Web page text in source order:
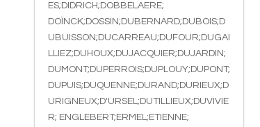
ES;DIDRICH;DOBBELAERE;
DOÏNCK;DOSSIN;DUBERNARD;DUBOIS;D
UBUISSON;DUCARREAU;DUFOUR;DUGAI
LLIEZ;DUHOUX;DUJACQUIER;DUJARDIN;
DUMONT;DUPERROIS;DUPLOUY;DUPONT;
DUPUIS;DUQUENNE;DURAND;DURIEUX;D
URIGNEUX;D'URSEL;DUTILLIEUX;DUVIVIE
R; ENGLEBERT;ERMEL;ETIENNE;